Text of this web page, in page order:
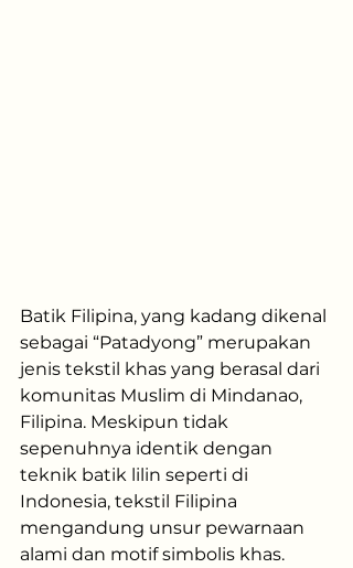
Batik Filipina, yang kadang dikenal
sebagai “Patadyong” merupakan
jenis tekstil khas yang berasal dari
komunitas Muslim di Mindanao,
Filipina. Meskipun tidak
sepenuhnya identik dengan
teknik batik lilin seperti di
Indonesia, tekstil Filipina
mengandung unsur pewarnaan
alami dan motif simbolis khas.